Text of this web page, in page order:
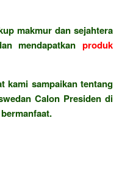
makmur dan sejahtera
mendapatkan produk
kami sampaikan tentang
Calon Presiden di